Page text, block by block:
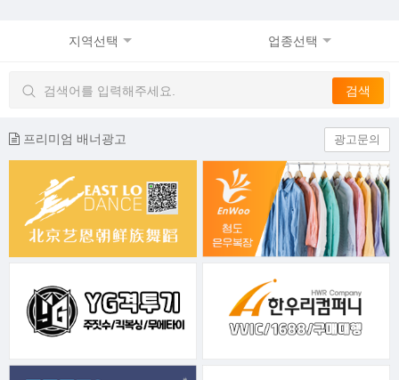
지역선택 업종선택
프리미엄 배너광고 광고문의